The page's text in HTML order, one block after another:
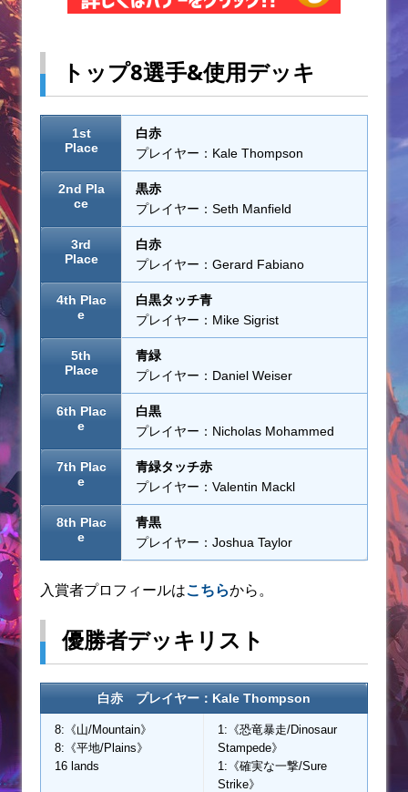
トップ8選手&使用デッキ
1st
Place
白赤
プレイヤー：Kale Thompson
2nd Pla
ce
黒赤
プレイヤー：Seth Manfield
3rd
Place
白赤
プレイヤー：Gerard Fabiano
4th Plac
e
白黒タッチ青
プレイヤー：Mike Sigrist
5th
Place
青緑
プレイヤー：Daniel Weiser
6th Plac
e
白黒
プレイヤー：Nicholas Mohammed
7th Plac
e
青緑タッチ赤
プレイヤー：Valentin Mackl
8th Plac
e
青黒
プレイヤー：Joshua Taylor
入賞者プロフィールはこちらから。
優勝者デッキリスト
白赤 プレイヤー：Kale Thompson
8:《山/Mountain》
8:《平地/Plains》
16 lands
1:《恐竜暴走/Dinosaur
Stampede》
1:《確実な一撃/Sure
Strike》